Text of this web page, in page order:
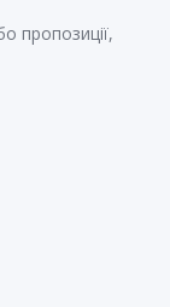
пропозиції,